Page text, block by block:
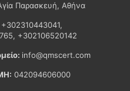
Παρασκευή, Αθήνα
+302310443041,
+302106520142
info@qmscert.com
042094606000